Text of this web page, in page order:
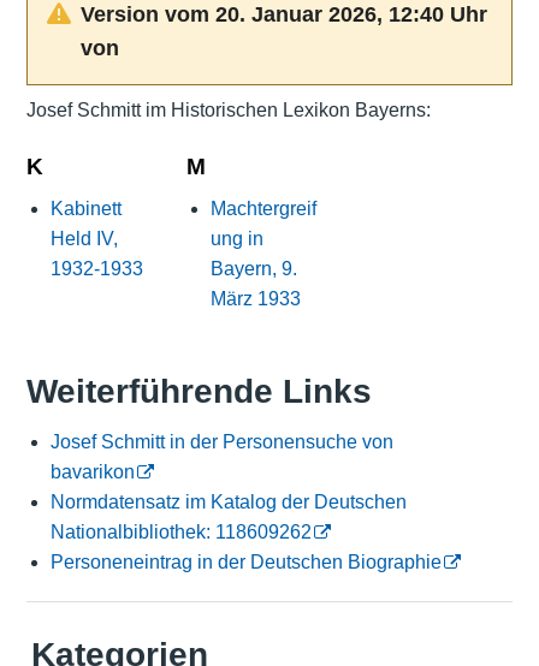
Version vom 20. Januar 2026, 12:40 Uhr
von
Josef Schmitt im Historischen Lexikon Bayerns:
K
Kabinett
Held IV,
1932-1933
M
Machtergreif
ung in
Bayern, 9.
März 1933
Weiterführende Links
Josef Schmitt in der Personensuche von
bavarikon
Normdatensatz im Katalog der Deutschen
Nationalbibliothek: 118609262
Personeneintrag in der Deutschen Biographie
Kategorien